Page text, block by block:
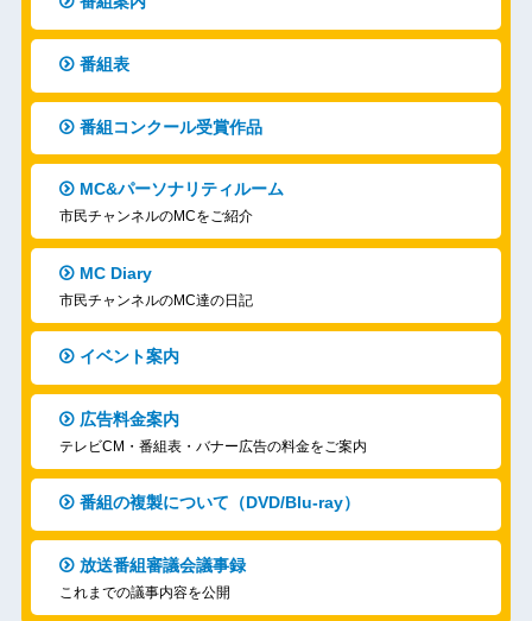
番組表
番組コンクール受賞作品
MC&パーソナリティルーム
市民チャンネルのMCをご紹介
MC Diary
市民チャンネルのMC達の日記
イベント案内
広告料金案内
テレビCM・番組表・バナー広告の料金をご案内
番組の複製について（DVD/Blu-ray）
放送番組審議会議事録
これまでの議事内容を公開